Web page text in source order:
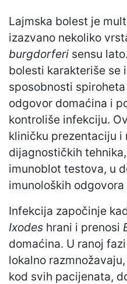
Lajmska bolest je
izazvano nekoliko
burgdorferi sensu
bolesti karakteriše se
sposobnosti
odgovor domaćina i
kontroliše infekciju.
kliničku prezentaciju i
dijagnostičkih
imunoblot testova, u
imunoloških
Infekcija započinje
Ixodes hrani i prenosi
domaćina. U ranoj
lokalno
kod svih pacijenata,